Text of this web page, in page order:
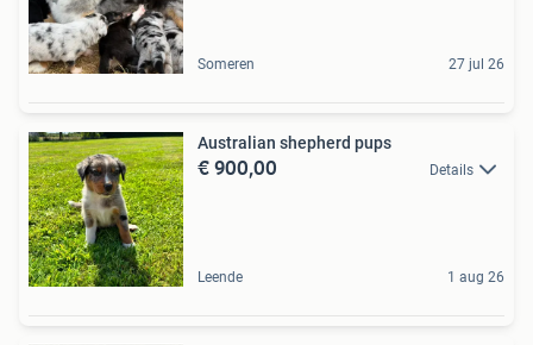
Someren 27 jul 26
Australian shepherd pups
€ 900,00 Details
Leende 1 aug 26